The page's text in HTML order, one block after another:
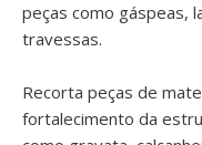
peças como gáspeas,
travessas.
Recorta peças de
fortalecimento da